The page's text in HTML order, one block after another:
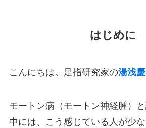
はじめに
こんにちは。足指研究家の湯浅
モートン病（モートン神経腫）
中には、こう感じている人が少な